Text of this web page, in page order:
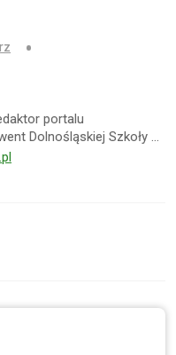
portalu
Dolnośląskiej Szkoły …